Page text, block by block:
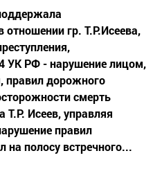
отношении гр. Т.Р.Исеева,
УК РФ - нарушение лицом,
дорожного
смерть
Т.Р. Исеев, управляя
правил
полосу встречного...